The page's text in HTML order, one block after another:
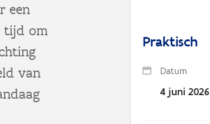
een
tijd om
van
Praktisch
Datum
4 juni 2026